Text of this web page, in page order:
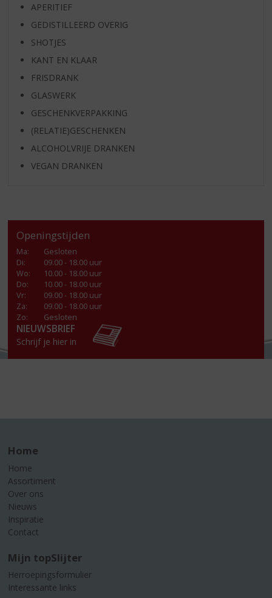
APERITIEF
GEDISTILLEERD OVERIG
SHOTJES
KANT EN KLAAR
FRISDRANK
GLASWERK
GESCHENKVERPAKKING
(RELATIE)GESCHENKEN
ALCOHOLVRIJE DRANKEN
VEGAN DRANKEN
Openingstijden
Ma:
Gesloten
Di:
09.00 - 18.00 uur
Wo:
10.00 - 18.00 uur
Do:
10.00 - 18.00 uur
Vr:
09.00 - 18.00 uur
Za:
09.00 - 18.00 uur
Zo:
Gesloten
NIEUWSBRIEF
Schrijf je hier in
Home
Home
Assortiment
Over ons
Nieuws
Inspiratie
Contact
Mijn topSlijter
Herroepingsformulier
Interessante links